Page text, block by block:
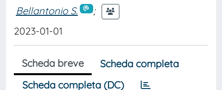
Bellantonio S.
;
2023-01-01
Scheda breve
Scheda completa
Scheda completa (DC)